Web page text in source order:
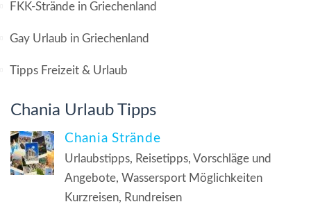
FKK-Strände in Griechenland
Gay Urlaub in Griechenland
Tipps Freizeit & Urlaub
Chania Urlaub Tipps
Chania Strände
Urlaubstipps, Reisetipps, Vorschläge und
Angebote, Wassersport Möglichkeiten
Kurzreisen, Rundreisen